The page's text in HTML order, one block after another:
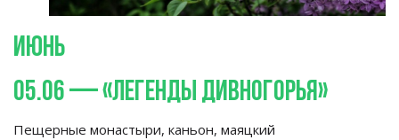
Июнь
05.06—«Легенды Дивногорья»
Пещерные монастыри, каньон, маяцкий